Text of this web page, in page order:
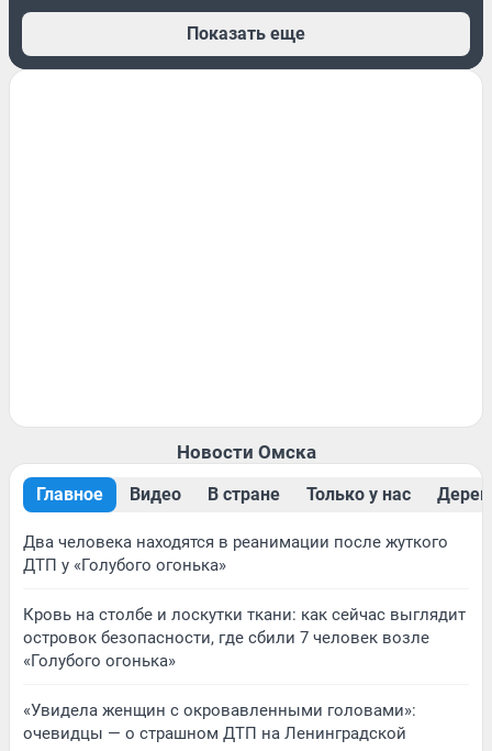
Показать еще
Новости Омска
Главное Видео В стране Только у нас
Два человека находятся в реанимации после жуткого
ДТП у «Голубого огонька»
Кровь на столбе и лоскутки ткани: как сейчас выглядит
островок безопасности, где сбили 7 человек возле
«Голубого огонька»
«Увидела женщин с окровавленными головами»:
очевидцы — о страшном ДТП на Ленинградской